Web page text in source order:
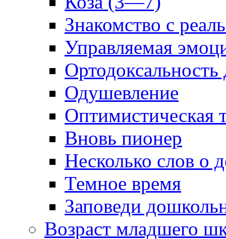
Знакомство с
Управляемая
Одушевление
Оптимистическая
Вновь пионер
Несколько слов о
Темное время
Заповеди
Возраст младшего